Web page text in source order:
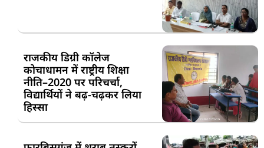
राजकीय डिग्री कॉलेज
कोचाधामन में राष्ट्रीय शिक्षा
नीति–2020 पर परिचर्चा,
विद्यार्थियों ने बढ़-चढ़कर लिया
हिस्सा